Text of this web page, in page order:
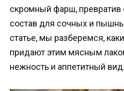
скромный фарш, превратив
состав для сочных и
статье, мы разберемся,
придают этим мясным
нежность и аппетитный вид.